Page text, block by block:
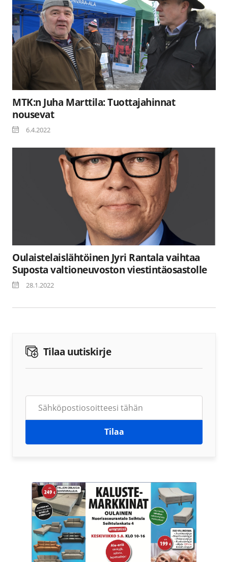
MTK:n Juha Marttila: Tuottajahinnat
nousevat
6.4.2022
Oulaistelaislähtöinen Jyri Rantala vaihtaa
Suposta valtioneuvoston viestintäosastolle
28.1.2022
Tilaa uutiskirje
Tilaa